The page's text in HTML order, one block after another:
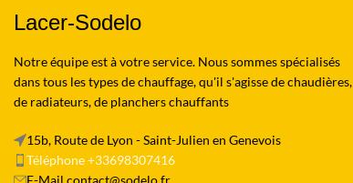
Lacer-Sodelo
Notre équipe est à votre service. Nous sommes spécialisés
dans tous les types de chauffage, qu'il s'agisse de chaudières,
de radiateurs, de planchers chauffants
15b, Route de Lyon - Saint-Julien en Genevois
Téléphone +33698307416